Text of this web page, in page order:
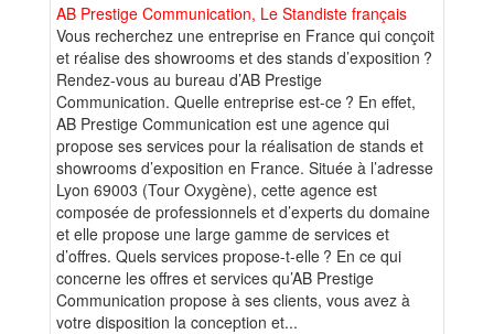
AB Prestige Communication, Le Standiste français
Vous recherchez une entreprise en France qui conçoit
et réalise des showrooms et des stands d’exposition ?
Rendez-vous au bureau d’AB Prestige
Communication. Quelle entreprise est-ce ? En effet,
AB Prestige Communication est une agence qui
propose ses services pour la réalisation de stands et
showrooms d’exposition en France. Située à l’adresse
Lyon 69003 (Tour Oxygène), cette agence est
composée de professionnels et d’experts du domaine
et elle propose une large gamme de services et
d’offres. Quels services propose-t-elle ? En ce qui
concerne les offres et services qu’AB Prestige
Communication propose à ses clients, vous avez à
votre disposition la conception et...